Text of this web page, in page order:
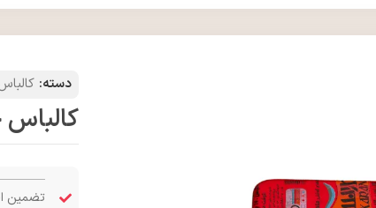
دسته:
تضمین